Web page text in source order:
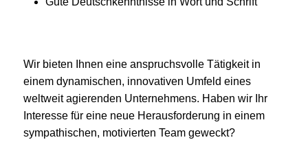
Wir bieten Ihnen eine anspruchsvolle Tätigkeit in
einem dynamischen, innovativen Umfeld eines
weltweit agierenden Unternehmens. Haben wir Ihr
Interesse für eine neue Herausforderung in einem
sympathischen, motivierten Team geweckt?